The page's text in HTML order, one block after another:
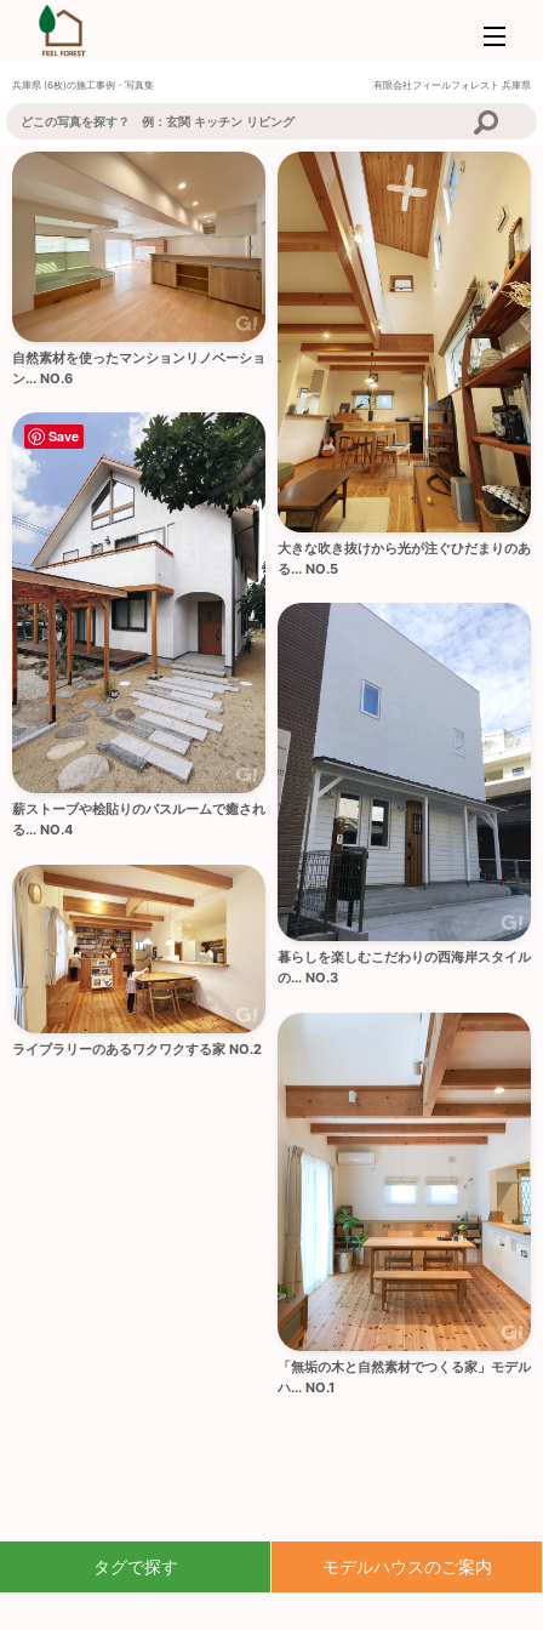
兵庫県 (6枚)の施工事例・写真集 有限会社フィールフォレスト 兵庫県
自然素材を使ったマンションリノベーショ
ン... NO.6
大きな吹き抜けから光が注ぐひだまりのあ
る... NO.5
薪ストーブや桧貼りのバスルームで癒され
る... NO.4
暮らしを楽しむこだわりの西海岸スタイル
の... NO.3
ライブラリーのあるワクワクする家 NO.2
「無垢の木と自然素材でつくる家」モデル
ハ... NO.1
タグで探す モデルハウスのご案内
Save